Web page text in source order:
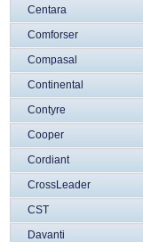
Centara
Comforser
Compasal
Continental
Contyre
Cooper
Cordiant
CrossLeader
CST
Davanti